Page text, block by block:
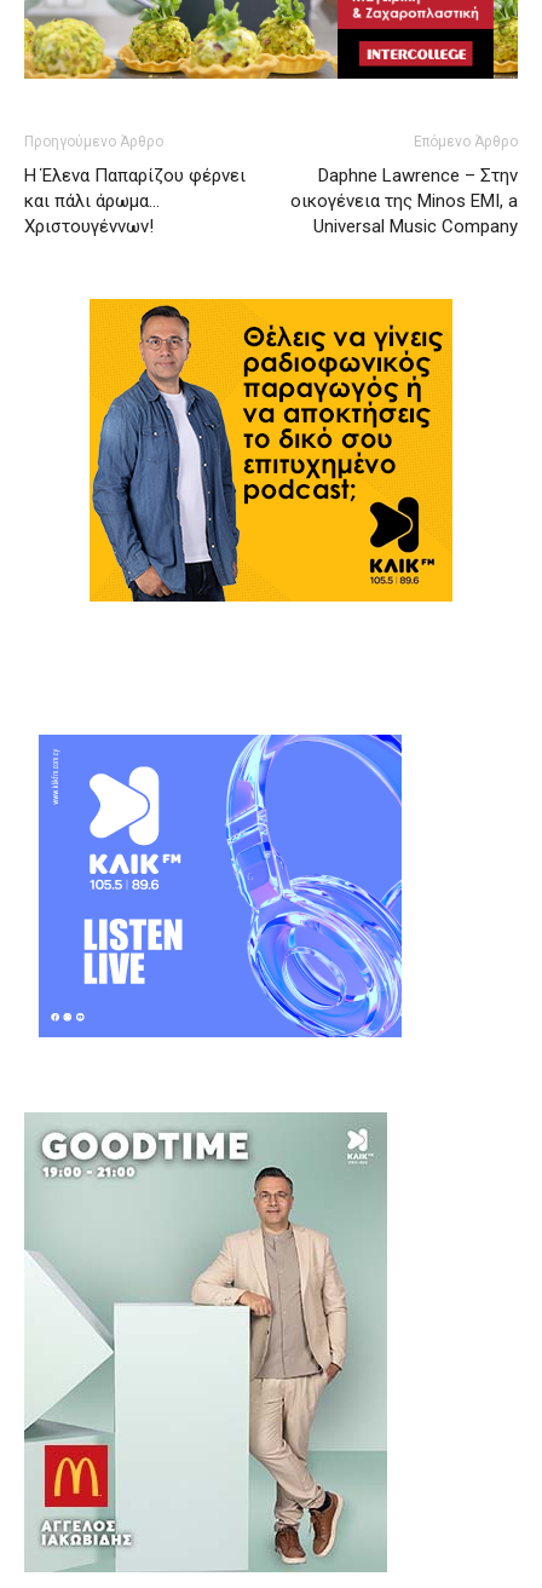
Προηγούμενο Άρθρο
Η Έλενα Παπαρίζου φέρνει
και πάλι άρωμα…
Χριστουγέννων!
Επόμενο Άρθρο
Daphne Lawrence – Στην
οικογένεια της Minos EMI, a
Universal Music Company